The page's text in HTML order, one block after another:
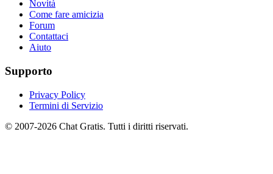
Novità
Come fare amicizia
Forum
Contattaci
Aiuto
Supporto
Privacy Policy
Termini di Servizio
© 2007-2026 Chat Gratis. Tutti i diritti riservati.